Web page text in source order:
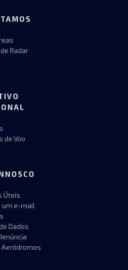
Radar
de Voo
Úteis
um e-mail
Dados